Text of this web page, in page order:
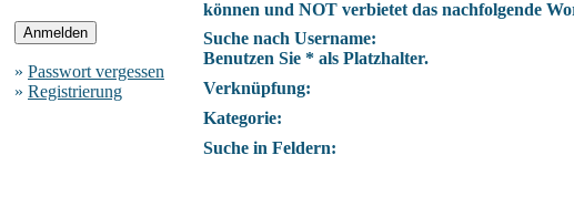
» Passwort vergessen
» Registrierung
können und NOT verbietet das nachfolgende
Suche nach Username:
Benutzen Sie * als Platzhalter.
Verknüpfung:
Kategorie:
Suche in Feldern: